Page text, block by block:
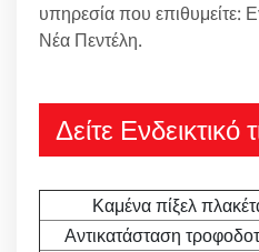
υπηρεσία που επιθυμείτε:
Νέα Πεντέλη.
Δείτε Ενδεικτικό
Καμένα πίξελ
Αντικατάσταση